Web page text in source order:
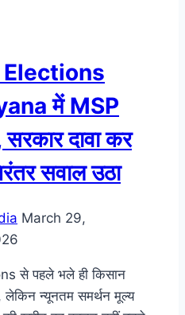
Elections
में MSP
सरकार दावा कर
सवाल उठा
March 29,
से पहले भले ही किसान
लेकिन न्यूनतम समर्थन मूल्य